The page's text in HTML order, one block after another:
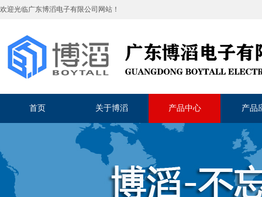
欢迎光临广东博滔电子有限公司 网站！
首页 关于博滔 产品中心 产品